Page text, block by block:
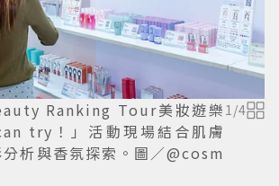
Ranking Tour美妝遊樂
try！」活動現場結合肌膚
析與香氛探索。圖／@cosm
1/4